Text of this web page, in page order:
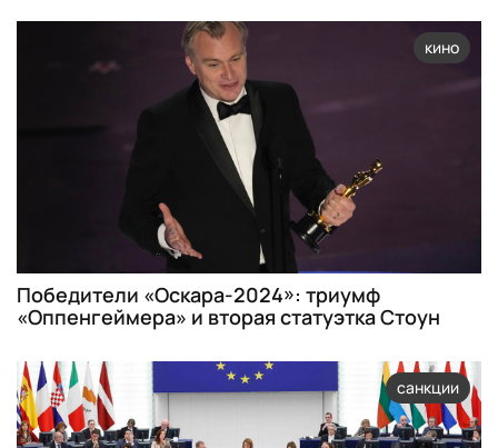
кино
Победители «Оскара-2024»: триумф
«Оппенгеймера» и вторая статуэтка Стоун
санкции